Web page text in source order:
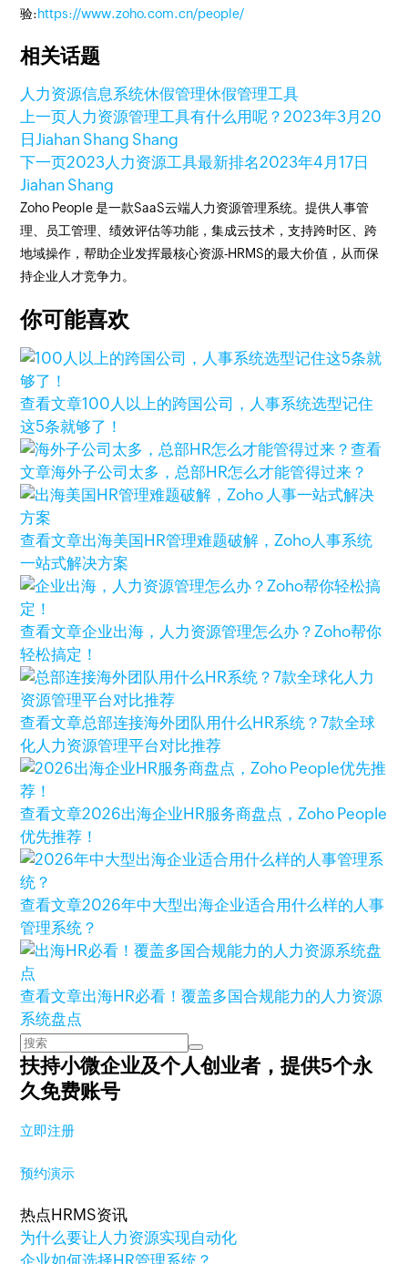
验:https://www.zoho.com.cn/people/
相关话题
人力资源信息系统休假管理休假管理工具
上一页人力资源管理工具有什么用呢？2023年3月20
日Jiahan Shang Shang
下一页2023人力资源工具最新排名2023年4月17日
Jiahan Shang
Zoho People 是一款SaaS云端人力资源管理系统。提供人事管
理、员工管理、绩效评估等功能，集成云技术，支持跨时区、跨
地域操作，帮助企业发挥最核心资源-HRMS的最大价值，从而保
持企业人才竞争力。
你可能喜欢
查看文章100人以上的跨国公司，人事系统选型记住
这5条就够了！
查看
文章海外子公司太多，总部HR怎么才能管得过来？
查看文章出海美国HR管理难题破解，Zoho人事系统
一站式解决方案
查看文章企业出海，人力资源管理怎么办？Zoho帮你
轻松搞定！
查看文章总部连接海外团队用什么HR系统？7款全球
化人力资源管理平台对比推荐
查看文章2026出海企业HR服务商盘点，Zoho People
优先推荐！
查看文章2026年中大型出海企业适合用什么样的人事
管理系统？
查看文章出海HR必看！覆盖多国合规能力的人力资源
系统盘点
扶持小微企业及个人创业者，提供5个永
久免费账号
立即注册
预约演示
热点HRMS资讯
为什么要让人力资源实现自动化